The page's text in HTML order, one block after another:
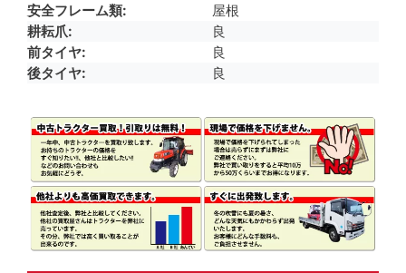
安全フレーム類
屋根
耕耘爪
良
前タイヤ
良
後タイヤ
良